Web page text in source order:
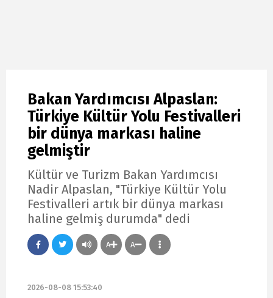
Bakan Yardımcısı Alpaslan:
Türkiye Kültür Yolu Festivalleri
bir dünya markası haline
gelmiştir
Kültür ve Turizm Bakan Yardımcısı
Nadir Alpaslan, "Türkiye Kültür Yolu
Festivalleri artık bir dünya markası
haline gelmiş durumda" dedi
A A
2026-08-08 15:53:40